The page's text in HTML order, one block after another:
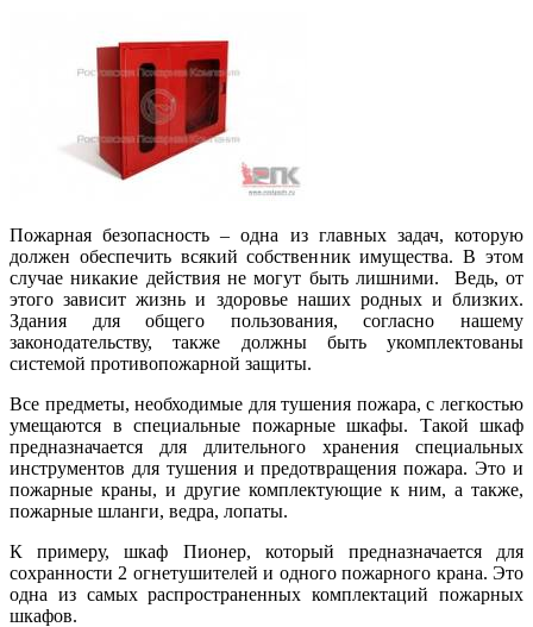
Пожарная безопасность – одна из главных задач, которую
должен обеспечить всякий собственник имущества. В этом
случае никакие действия не могут быть лишними. Ведь, от
этого зависит жизнь и здоровье наших родных и близких.
Здания для общего пользования, согласно нашему
законодательству, также должны быть укомплектованы
системой противопожарной защиты.
Все предметы, необходимые для тушения пожара, с легкостью
умещаются в специальные пожарные шкафы. Такой шкаф
предназначается для длительного хранения специальных
инструментов для тушения и предотвращения пожара. Это и
пожарные краны, и другие комплектующие к ним, а также,
пожарные шланги, ведра, лопаты.
К примеру, шкаф Пионер, который предназначается для
сохранности 2 огнетушителей и одного пожарного крана. Это
одна из самых распространенных комплектаций пожарных
шкафов.